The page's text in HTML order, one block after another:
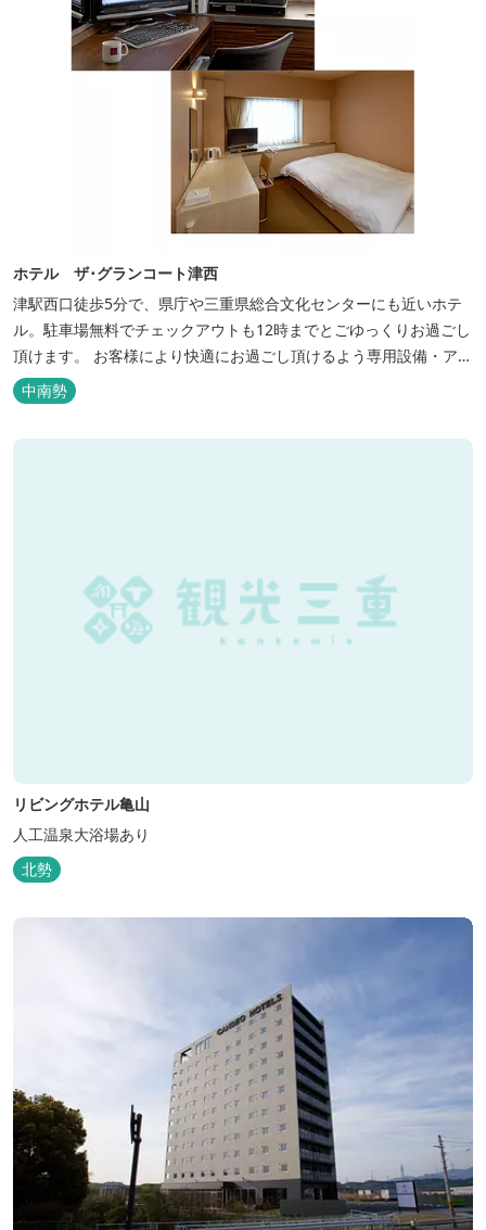
ホテル ザ･グランコート津西
津駅西口徒歩5分で、県庁や三重県総合文化センターにも近いホテ
ル。駐車場無料でチェックアウトも12時までとごゆっくりお過ごし
頂けます。 お客様により快適にお過ごし頂けるよう専用設備・アメ
ニティ付き女性専用フロアやビジネスマンに最適なパソコン・プリ
ンター設置のお部屋など多種多様な部屋タイプ・サービスをご用
意。本質の時間、至上の空間をお届けいたします。 また１Fにはカ
中南勢
リビングホテル亀山
人工温泉大浴場あり
北勢